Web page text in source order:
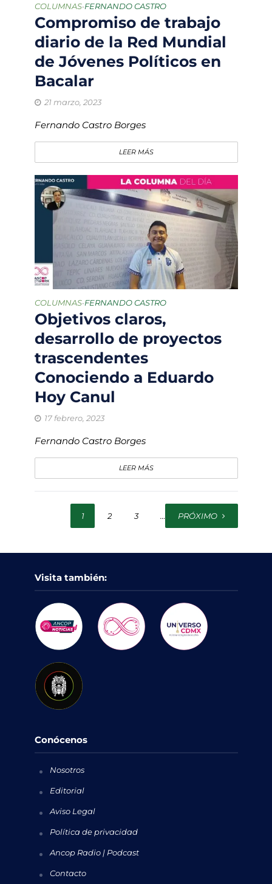
COLUMNAS•FERNANDO CASTRO
Compromiso de trabajo
diario de la Red Mundial
de Jóvenes Políticos en
Bacalar
21 marzo, 2023
Fernando Castro Borges
LEER MÁS
COLUMNAS•FERNANDO CASTRO
Objetivos claros,
desarrollo de proyectos
trascendentes
Conociendo a Eduardo
Hoy Canul
17 febrero, 2023
Fernando Castro Borges
LEER MÁS
1 2 3 … 18
PRÓXIMO
Visita también:
Conócenos
Nosotros
Editorial
Aviso Legal
Política de privacidad
Ancop Radio | Podcast
Contacto